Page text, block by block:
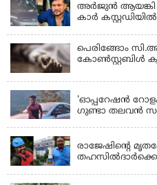
അർജുൻ ആയങ്കി
കാർ
പെരിങ്ങോം
കോൺസ്റ്റബിൾ
'ഓപ്പറേഷൻ
ഗുണ്ടാ തലവൻ
രാജേഷിന്റെ
തഹസിൽദാർക്കെതിരെ